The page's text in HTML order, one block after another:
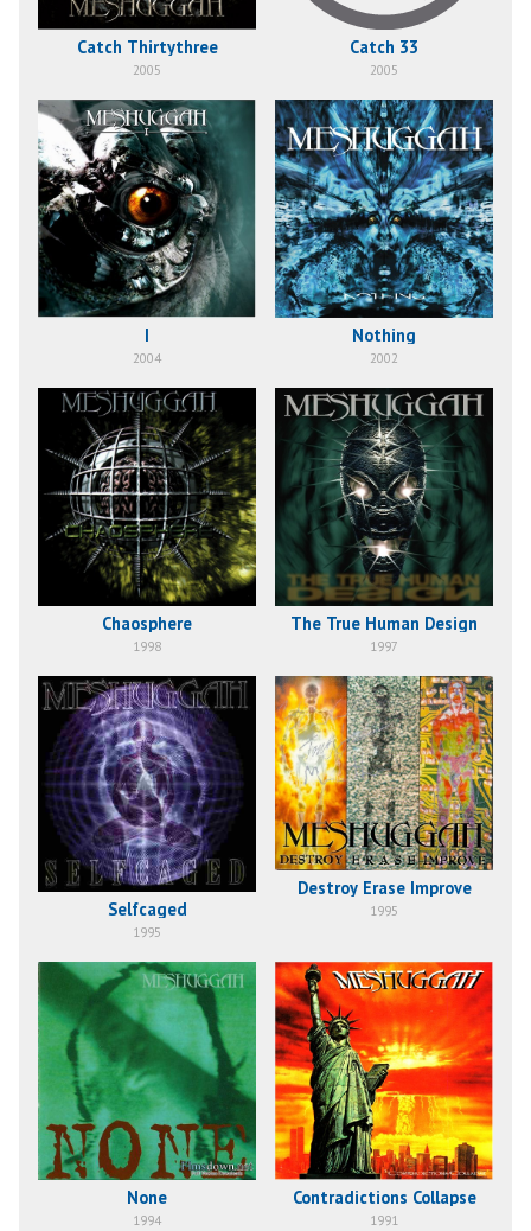
Catch Thirtythree
2005
Catch 33
2005
I
2004
Nothing
2002
Chaosphere
1998
The True Human Design
1997
Selfcaged
1995
Destroy Erase Improve
1995
None
1994
Contradictions Collapse
1991